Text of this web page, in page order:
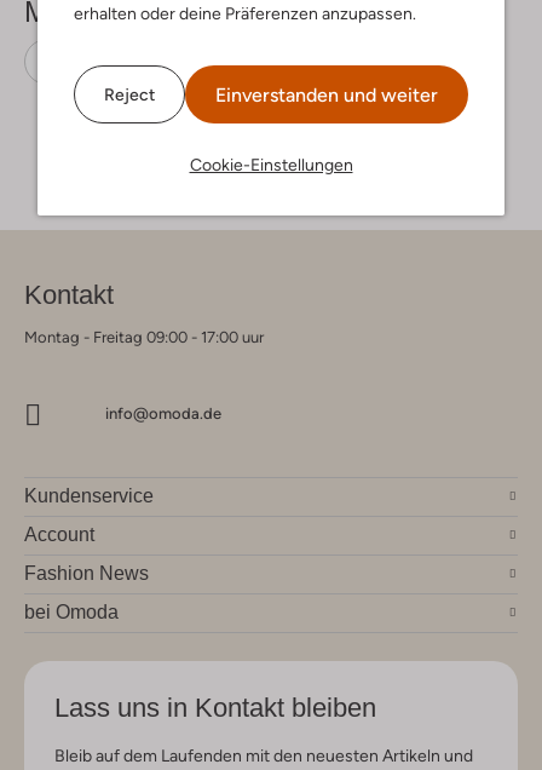
erhalten oder deine Präferenzen anzupassen.
Reject Einverstanden und weiter
Cookie-Einstellungen
Mehr sehen
Sweatshirts Malelions Sweatstoff
Kontakt
Montag - Freitag 09:00 - 17:00 uur
info@omoda.de
Kundenservice
Account
Fashion News
bei Omoda
Lass uns in Kontakt bleiben
Bleib auf dem Laufenden mit den neuesten Artikeln und